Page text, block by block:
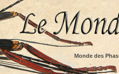
Monde des